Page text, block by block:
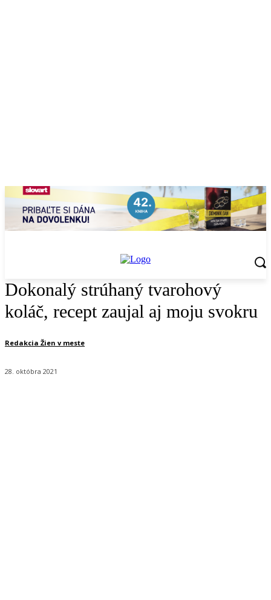
Dokonalý strúhaný tvarohový
koláč, recept zaujal aj moju svokru
Redakcia Žien v meste
28. októbra 2021